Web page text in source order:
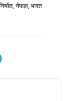
, नेपाल, भारत